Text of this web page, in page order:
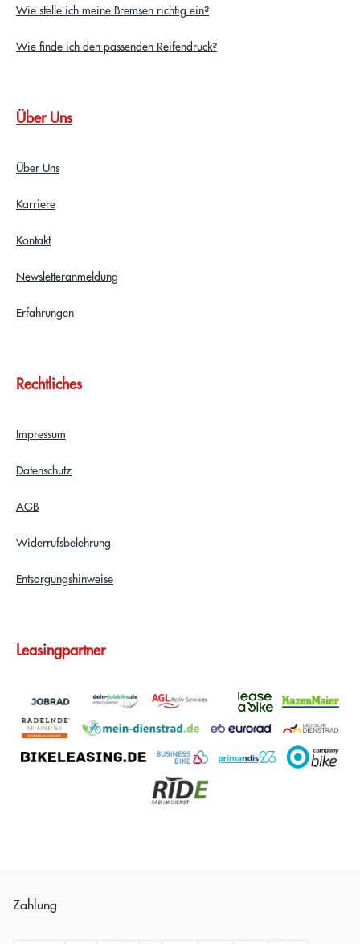
Wie stelle ich meine Bremsen richtig ein?
Wie finde ich den passenden Reifendruck?
Über Uns
Über Uns
Karriere
Kontakt
Newsletteranmeldung
Erfahrungen
Rechtliches
Impressum
Datenschutz
AGB
Widerrufsbelehrung
Entsorgungshinweise
Leasingpartner
Zahlung